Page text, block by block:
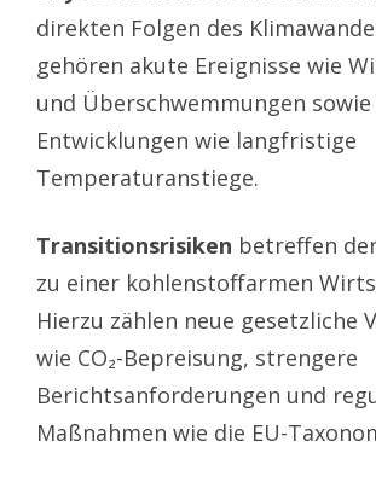
direkten Folgen des
gehören akute Ereignisse wie
und Überschwemmungen
Entwicklungen wie langfristige
Temperaturanstiege.
Transitionsrisiken betreffen
zu einer kohlenstoffarmen
Hierzu zählen neue gesetzliche
wie CO₂-Bepreisung, strengere
Berichtsanforderungen und
Maßnahmen wie die EU-